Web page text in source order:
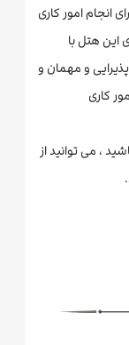
انجام امور کاری
این هتل با
و مهمان و
کاری
، می توانید از